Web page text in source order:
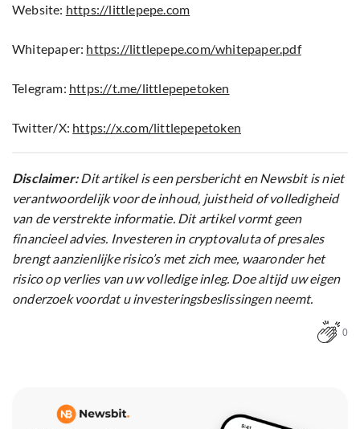
Website: https://littlepepe.com
Whitepaper: https://littlepepe.com/whitepaper.pdf
Telegram: https://t.me/littlepepetoken
Twitter/X: https://x.com/littlepepetoken
Disclaimer:Dit artikel is een persbericht en Newsbit is niet
verantwoordelijk voor de inhoud, juistheid of volledigheid
van de verstrekte informatie. Dit artikel vormt geen
financieel advies. Investeren in cryptovaluta of presales
brengt aanzienlijke risico’s met zich mee, waaronder het
risico op verlies van uw volledige inleg. Doe altijd uw eigen
onderzoek voordat u investeringsbeslissingen neemt.
0